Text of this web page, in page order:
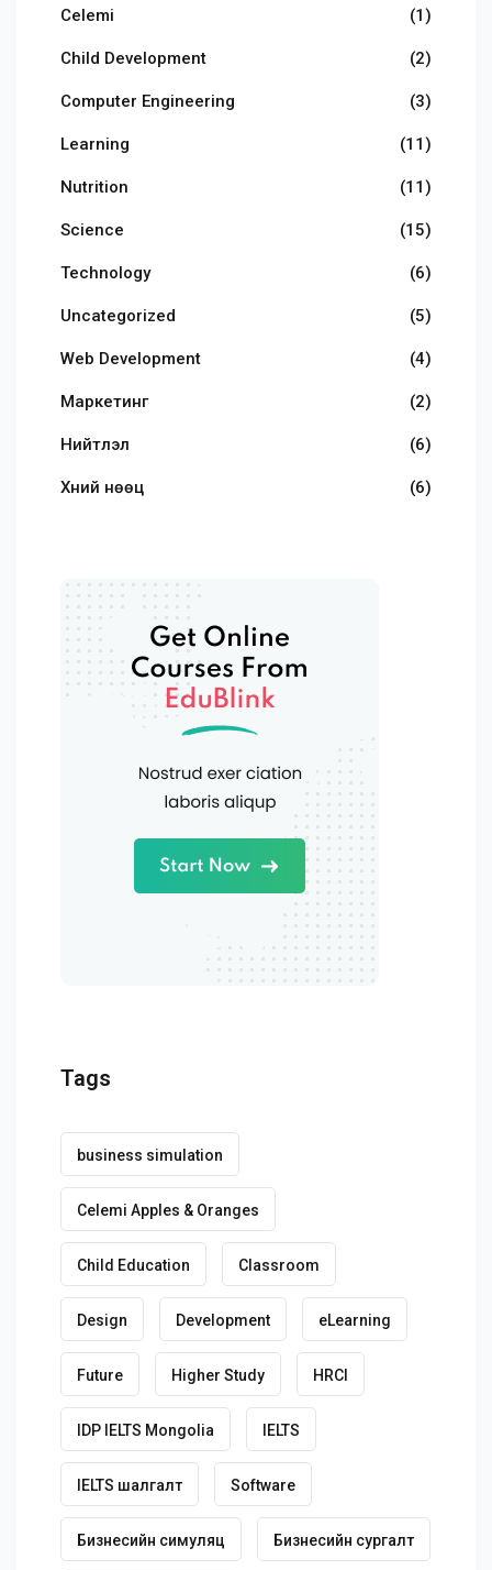
Celemi (1)
Child Development (2)
Computer Engineering (3)
Learning (11)
Nutrition (11)
Science (15)
Technology (6)
Uncategorized (5)
Web Development (4)
Маркетинг (2)
Нийтлэл (6)
Хүний нөөц (6)
Tags
business simulation
Celemi Apples & Oranges
Child Education Classroom
Design Development eLearning
Future Higher Study HRCI
IDP IELTS Mongolia IELTS
IELTS шалгалт Software
Бизнесийн симуляц Бизнесийн сургалт